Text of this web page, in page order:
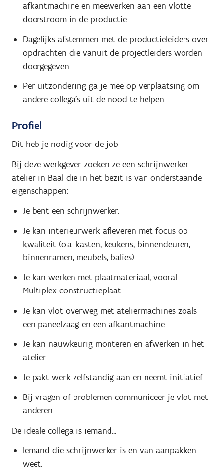
afkantmachine en meewerken aan een vlotte
doorstroom in de productie.
Dagelijks afstemmen met de productieleiders over
opdrachten die vanuit de projectleiders worden
doorgegeven.
Per uitzondering ga je mee op verplaatsing om
andere collega's uit de nood te helpen.
Profiel
Dit heb je nodig voor de job
Bij deze werkgever zoeken ze een schrijnwerker
atelier in Baal die in het bezit is van onderstaande
eigenschappen:
Je bent een schrijnwerker.
Je kan interieurwerk afleveren met focus op
kwaliteit (o.a. kasten, keukens, binnendeuren,
binnenramen, meubels, balies).
Je kan werken met plaatmateriaal, vooral
Multiplex constructieplaat.
Je kan vlot overweg met ateliermachines zoals
een paneelzaag en een afkantmachine.
Je kan nauwkeurig monteren en afwerken in het
atelier.
Je pakt werk zelfstandig aan en neemt initiatief.
Bij vragen of problemen communiceer je vlot met
anderen.
De ideale collega is iemand...
Iemand die schrijnwerker is en van aanpakken
weet.